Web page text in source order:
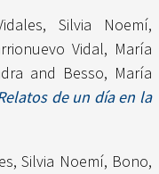
Silvia Noemí,
Vidal, María
and Besso, María
de un día en la
Silvia Noemí, Bono,